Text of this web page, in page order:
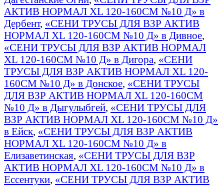
АКТИВ НОРМАЛ XL 120-160СМ №10 Д» в
Дербент, «СЕНИ ТРУСЫ ДЛЯ ВЗР АКТИВ
НОРМАЛ XL 120-160СМ №10 Д» в Дивное,
«СЕНИ ТРУСЫ ДЛЯ ВЗР АКТИВ НОРМАЛ
XL 120-160СМ №10 Д» в Дигора, «СЕНИ
ТРУСЫ ДЛЯ ВЗР АКТИВ НОРМАЛ XL 120-
160СМ №10 Д» в Донское, «СЕНИ ТРУСЫ
ДЛЯ ВЗР АКТИВ НОРМАЛ XL 120-160СМ
№10 Д» в Дыгулыбгей, «СЕНИ ТРУСЫ ДЛЯ
ВЗР АКТИВ НОРМАЛ XL 120-160СМ №10 Д»
в Ейск, «СЕНИ ТРУСЫ ДЛЯ ВЗР АКТИВ
НОРМАЛ XL 120-160СМ №10 Д» в
Елизаветинская, «СЕНИ ТРУСЫ ДЛЯ ВЗР
АКТИВ НОРМАЛ XL 120-160СМ №10 Д» в
Ессентуки, «СЕНИ ТРУСЫ ДЛЯ ВЗР АКТИВ